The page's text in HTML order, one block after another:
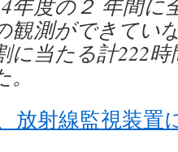
年度の２ 年間に
観測ができてい
に当たる計222
放射線監視装